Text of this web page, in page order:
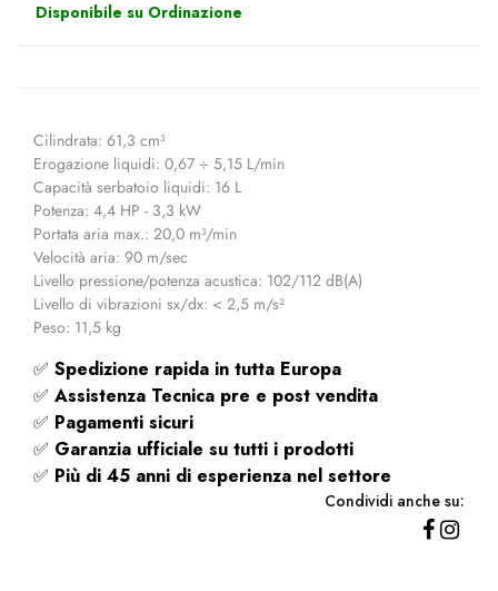
Disponibile su Ordinazione
Cilindrata: 61,3 cm³
Erogazione liquidi: 0,67 ÷ 5,15 L/min
Capacità serbatoio liquidi: 16 L
Potenza: 4,4 HP - 3,3 kW
Portata aria max.: 20,0 m³/min
Velocità aria: 90 m/sec
Livello pressione/potenza acustica: 102/112 dB(A)
Livello di vibrazioni sx/dx: < 2,5 m/s²
Peso: 11,5 kg
✅ Spedizione rapida in tutta Europa
✅ Assistenza Tecnica pre e post vendita
✅ Pagamenti sicuri
✅ Garanzia ufficiale su tutti i prodotti
✅ Più di 45 anni di esperienza nel settore
Condividi anche su: